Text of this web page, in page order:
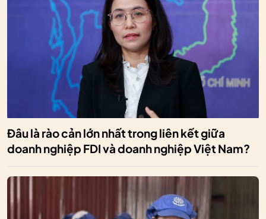
Đâu là rào cản lớn nhất trong liên kết giữa
doanh nghiệp FDI và doanh nghiệp Việt Nam?